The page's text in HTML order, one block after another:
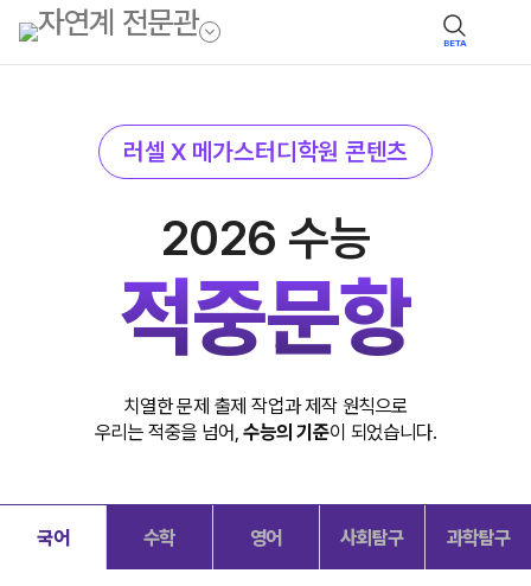
BETA
러셀 X 메가스터디학원 콘텐츠
2026 수능
적중문항
치열한 문제 출제 작업과 제작 원칙으로
우리는 적중을 넘어,수능의 기준이 되었습니다.
국어 수학 영어 사회탐구 과학탐구